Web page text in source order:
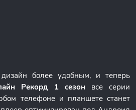
более удобным, и теперь
Рекорд 1 сезон все серии
телефоне и планшете станет